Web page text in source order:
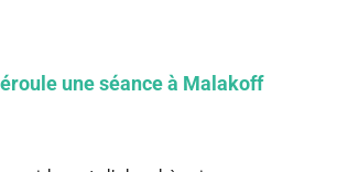
une séance à Malakoff